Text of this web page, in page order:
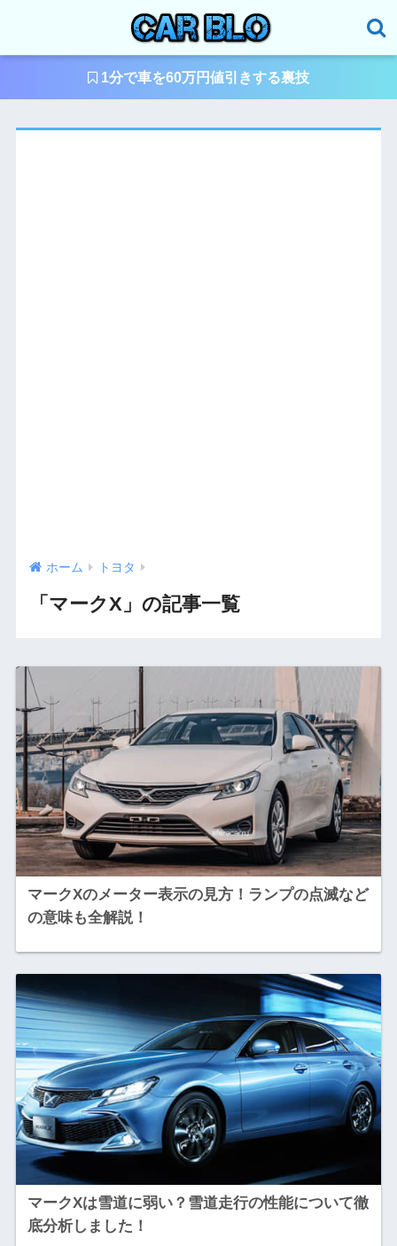
1分で車を60万円値引きする裏技
ホーム トヨタ
「マークX」の記事一覧
マークXのメーター表示の見方！ランプの点滅など
の意味も全解説！
マークXは雪道に弱い？雪道走行の性能について徹
底分析しました！